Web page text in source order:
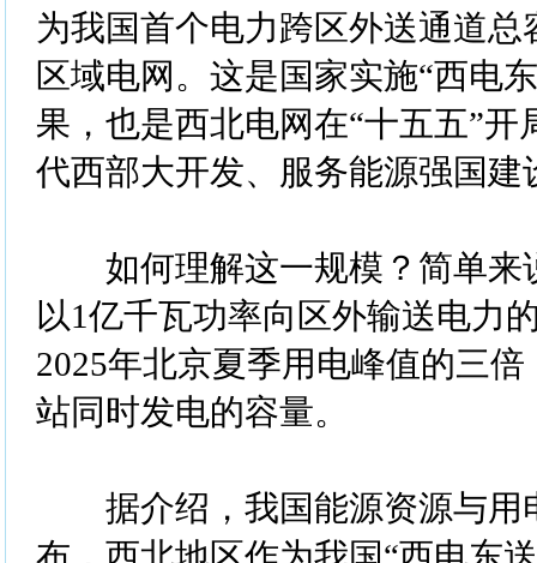
为我国首个电力跨区外送通道总
区域电网。这是国家实施“西电
果，也是西北电网在“十五五”开
代西部大开发、服务能源强国建
如何理解这一规模？简单来
以1亿千瓦功率向区外输送电力
2025年北京夏季用电峰值的三
站同时发电的容量。
据介绍，我国能源资源与用